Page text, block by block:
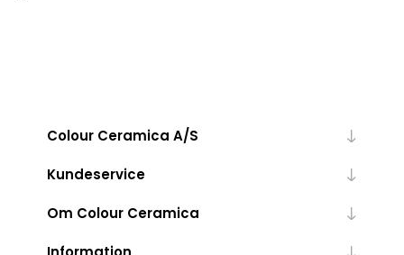
Colour Ceramica A/S
Kundeservice
Om Colour Ceramica